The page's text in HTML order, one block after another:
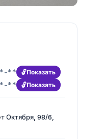
** Показать
** Показать
Октября, 98/6,